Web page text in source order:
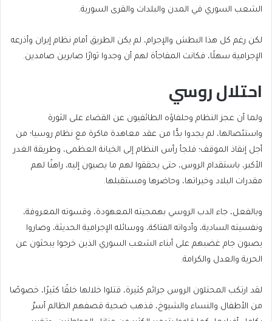
الشعب السوري في المدن والبلدات والقرى السورية.
لكن رغم كل هذا البطش والإجرام، لم يكن الطريق أمام نظام إيران وأذرعه
الإجرامية سهلًا، فكانت المفاجأة لهم أن وجدوا ثوارًا صابرين صامدين.
احتلال روسي
ولما أن عجز النظام وحلفاؤه الطائفيون عن القضاء على الثورة
واستئصالها، لم يجدوا بدًّا من عقد معاهدة ماكرة مع نظام روسيا؛ من
أجل إنقاذ الموقف؛ فلجأ رأس النظام إلى الخيانة العظمى، وطريقة الغدر
الأكبر، باستقدام الروس، حتى يحققوا لهم ما يصبون إليه، راهنًا لهم
مقدرات البلاد وخيراتها، وحاضرها ومستقبلها.
وبالفعل، جاء الدب الروسي بهمجيته المعهودة، وقسوته المعروفة،
ونفسيته السادية، وأدواته الفتاكة، ووسائله الإجرامية الحديثة، وصاروا
يصبون جام غضبهم على أبناء الشعب السوري الذين خرجوا يبحثون عن
الحرية والعدل والكرامة.
لقد ارتكب المحتلون الروس جرائم كثيرة، قتلوا خلالها خلقًا كثيرًا، خصوصًا
من الأطفال والنساء والشيوخ، فذهب ضحية قصفهم الظالم أسرٌ